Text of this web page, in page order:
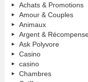
Achats & Promotions
Amour & Couples
Animaux
Argent &
Ask Polyvore
Casino
casino
Chambres